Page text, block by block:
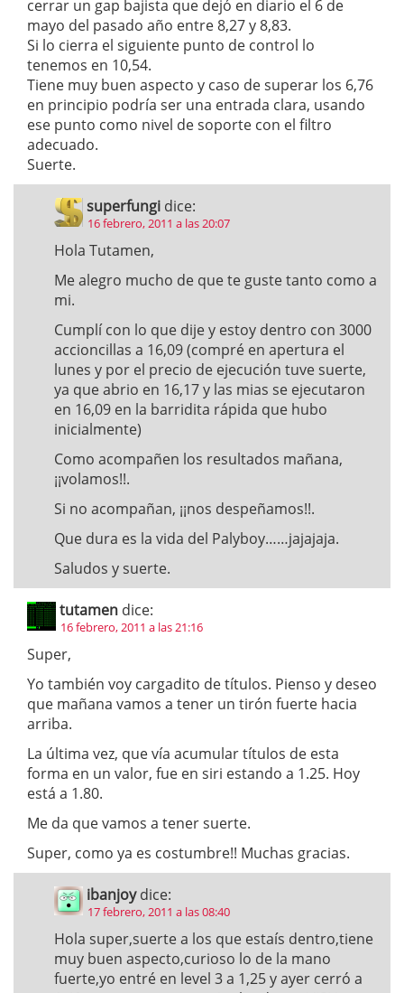
cerrar un gap bajista que dejó en diario el 6 de
mayo del pasado año entre 8,27 y 8,83.
Si lo cierra el siguiente punto de control lo
tenemos en 10,54.
Tiene muy buen aspecto y caso de superar los 6,76
en principio podría ser una entrada clara, usando
ese punto como nivel de soporte con el filtro
adecuado.
Suerte.
superfungi dice:
16 febrero, 2011 a las 20:07
Hola Tutamen,
Me alegro mucho de que te guste tanto como a
mi.
Cumplí con lo que dije y estoy dentro con 3000
accioncillas a 16,09 (compré en apertura el
lunes y por el precio de ejecución tuve suerte,
ya que abrio en 16,17 y las mias se ejecutaron
en 16,09 en la barridita rápida que hubo
inicialmente)
Como acompañen los resultados mañana,
¡¡volamos!!.
Si no acompañan, ¡¡nos despeñamos!!.
Que dura es la vida del Palyboy……jajajaja.
Saludos y suerte.
tutamen dice:
16 febrero, 2011 a las 21:16
Super,
Yo también voy cargadito de títulos. Pienso y deseo
que mañana vamos a tener un tirón fuerte hacia
arriba.
La última vez, que vía acumular títulos de esta
forma en un valor, fue en siri estando a 1.25. Hoy
está a 1.80.
Me da que vamos a tener suerte.
Super, como ya es costumbre!! Muchas gracias.
ibanjoy dice:
17 febrero, 2011 a las 08:40
Hola super,suerte a los que estaís dentro,tiene
muy buen aspecto,curioso lo de la mano
fuerte,yo entré en level 3 a 1,25 y ayer cerró a